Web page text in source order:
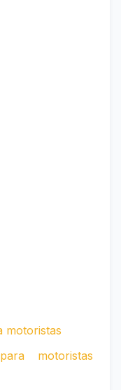
motoristas
motoristas